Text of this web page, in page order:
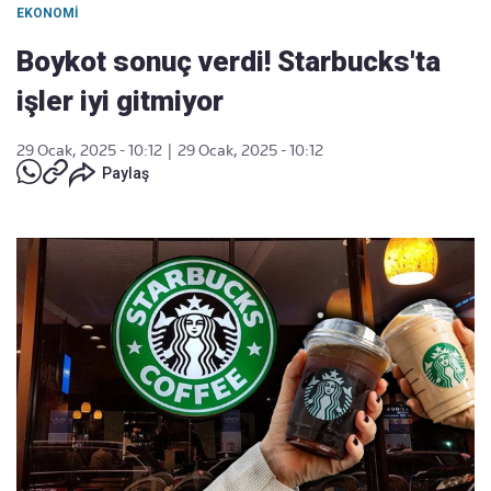
EKONOMI
Boykot sonuç verdi! Starbucks'ta
işler iyi gitmiyor
29 Ocak, 2025 - 10:12
29 Ocak, 2025 - 10:12
Paylaş